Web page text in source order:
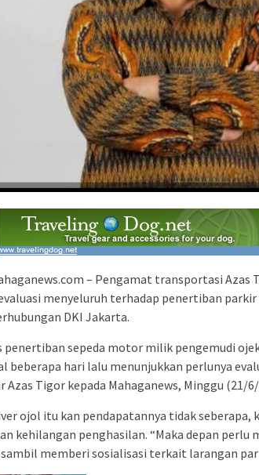
– Pengamat transportasi
menyeluruh terhadap penertiban
DKI Jakarta.
penertiban sepeda motor milik pengemudi
beberapa hari lalu menunjukkan perlunya
Azas Tigor kepada Mahaganews, Minggu (21/
ojol itu kan pendapatannya tidak seberapa,
kehilangan penghasilan. “Maka depan
memberi sosialisasi terkait larangan